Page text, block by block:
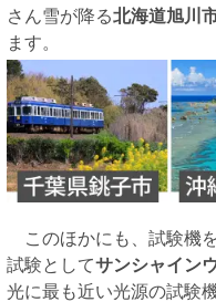
さん雪が降る北海道旭川
ます。
このほかにも、試験機
試験としてサンシャイン
光に最も近い光源の試験